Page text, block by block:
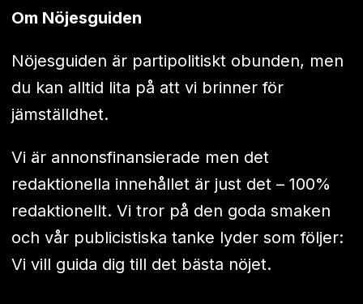
Om Nöjesguiden
Nöjesguiden är partipolitiskt obunden, men
du kan alltid lita på att vi brinner för
jämställdhet.
Vi är annonsfinansierade men det
redaktionella innehållet är just det – 100%
redaktionellt. Vi tror på den goda smaken
och vår publicistiska tanke lyder som följer:
Vi vill guida dig till det bästa nöjet.